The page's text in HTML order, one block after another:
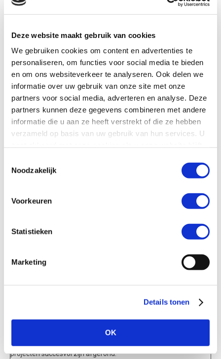
Deze website maakt gebruik van cookies
We gebruiken cookies om content en advertenties te
personaliseren, om functies voor social media te bieden
en om ons websiteverkeer te analyseren. Ook delen we
informatie over uw gebruik van onze site met onze
partners voor social media, adverteren en analyse. Deze
partners kunnen deze gegevens combineren met andere
informatie die u aan ze heeft verstrekt of die ze hebben
verzameld op basis van uw gebruik van hun services. U
Noodzakelijk
Voorkeuren
Statistieken
Marketing
Details tonen
OK
KITSLAAR IT Consulting
Westeind 5b
5245 NL Rosmalen
088-4706060
info@kitslaar-it.nl
KITSLAAR IT Consulting helpt u bij het maken van keuzes over
basis van de door U opgestelde criteria.
Elke implementatie vereist grote zorg en aandacht. KITSLAAR IT
Consulting hanteert een projectaanpak waarmee al meerdere
projecten succesvol zijn afgerond.